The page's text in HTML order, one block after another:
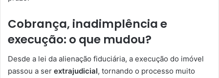
Cobrança, inadimplência e
execução: o que mudou?
Desde a lei da alienação fiduciária, a execução do imóvel
passou a ser extrajudicial, tornando o processo muito